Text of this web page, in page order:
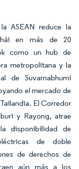
ASEAN reduce la
en más de 20
como un hub de
metropolitana y la
de Suvarnabhumi
el mercado de
El Corredor
y Rayong, atrae
disponibilidad de
de doble
de derechos de
aún más a los